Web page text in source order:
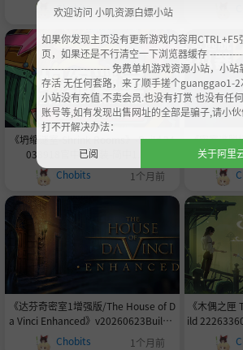
Chobits
11天前
《坍缩谜室-Shrink Rooms》-Build 24
038918官中免安装-简中1.8GB
Chobits
1个月前
《密室逃脱
2》
《达芬奇密室1增强版/The House of D
a Vinci Enhanced》v20260623Build 2
3502956官中免安装-简中3.83GB
Chobits 1个月前
《木偶之
ild
欢迎访问 小叽资源白嫖小站
如果你发现主页没有更新游戏内容用CTRL+F5
页，如果还是不行清空一下浏览器缓存
--------------------- 免费单机游戏资源小站，小
存活 无任何套路，来了顺手搓个guanggao1-
小站没有充值.不卖会员.也没有打赏 也没有任
账号等,如有发现出售网址的全部是骗子,请小
打不开解决办法：
已阅
关于阿里